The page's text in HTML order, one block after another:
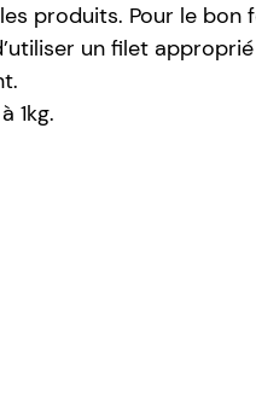
produits. Pour le bon
un filet
1kg.